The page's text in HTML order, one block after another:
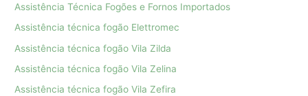
Assistência Técnica Fogões e Fornos Importados
Assistência técnica fogão Elettromec
Assistência técnica fogão Vila Zilda
Assistência técnica fogão Vila Zelina
Assistência técnica fogão Vila Zefira